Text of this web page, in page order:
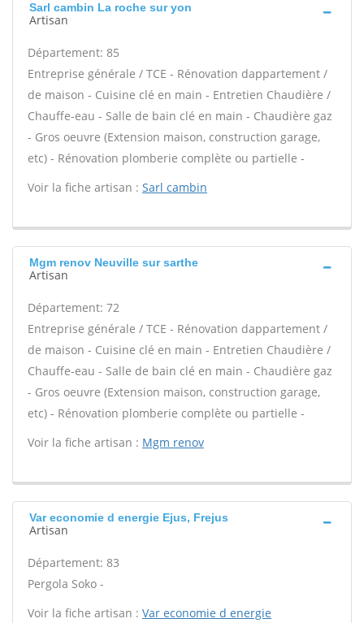
Sarl cambin La roche sur yon
Artisan
Département: 85
Entreprise générale / TCE - Rénovation dappartement /
de maison - Cuisine clé en main - Entretien Chaudière /
Chauffe-eau - Salle de bain clé en main - Chaudière gaz
- Gros oeuvre (Extension maison, construction garage,
etc) - Rénovation plomberie complète ou partielle -
Voir la fiche artisan : Sarl cambin
Mgm renov Neuville sur sarthe
Artisan
Département: 72
Entreprise générale / TCE - Rénovation dappartement /
de maison - Cuisine clé en main - Entretien Chaudière /
Chauffe-eau - Salle de bain clé en main - Chaudière gaz
- Gros oeuvre (Extension maison, construction garage,
etc) - Rénovation plomberie complète ou partielle -
Voir la fiche artisan : Mgm renov
Var economie d energie Ejus, Frejus
Artisan
Département: 83
Pergola Soko -
Voir la fiche artisan : Var economie d energie